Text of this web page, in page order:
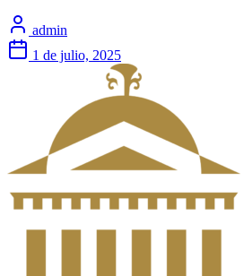
admin
1 de julio, 2025